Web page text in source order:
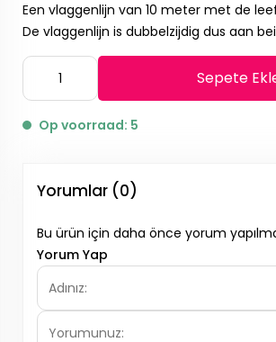
Een vlaggenlijn van 10 meter met de
De vlaggenlijn is dubbelzijdig dus aan
Sepete
Op voorraad: 5
Yorumlar (0)
Bu ürün için daha önce yorum
Yorum Yap